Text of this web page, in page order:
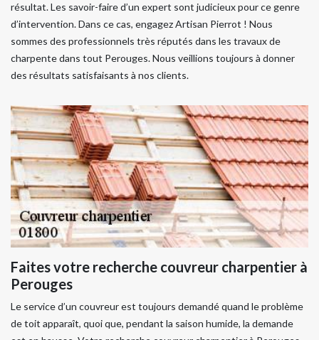
résultat. Les savoir-faire d’un expert sont judicieux pour ce genre
d’intervention. Dans ce cas, engagez Artisan Pierrot ! Nous
sommes des professionnels très réputés dans les travaux de
charpente dans tout Perouges. Nous veillions toujours à donner
des résultats satisfaisants à nos clients.
Faites votre recherche couvreur charpentier à
Perouges
Le service d’un couvreur est toujours demandé quand le problème
de toit apparaît, quoi que, pendant la saison humide, la demande